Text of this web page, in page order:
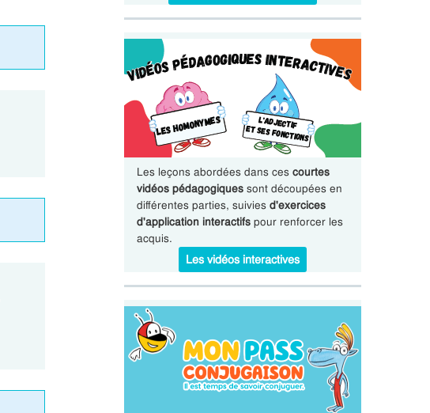
Les leçons abordées dans ces courtes
vidéos pédagogiquessont découpées en
différentes parties, suivies d'exercices
d'application interactifspour renforcer les
acquis.
Les vidéos interactives